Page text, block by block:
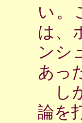
い。
は、
ンシ
あっ
し
論を